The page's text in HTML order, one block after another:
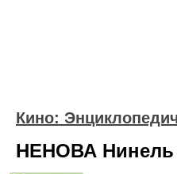
Кино:
НЕНОВА Нинель